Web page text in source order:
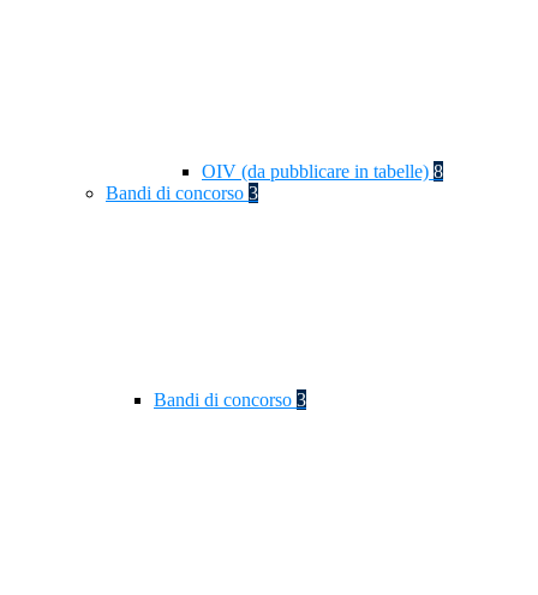
OIV (da pubblicare in tabelle) 8
Bandi di concorso 3
Bandi di concorso 3